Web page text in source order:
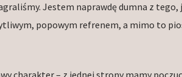
Jestem naprawdę dumna z tego,
popowym refrenem, a mimo to
charakter – z jednej strony mamy